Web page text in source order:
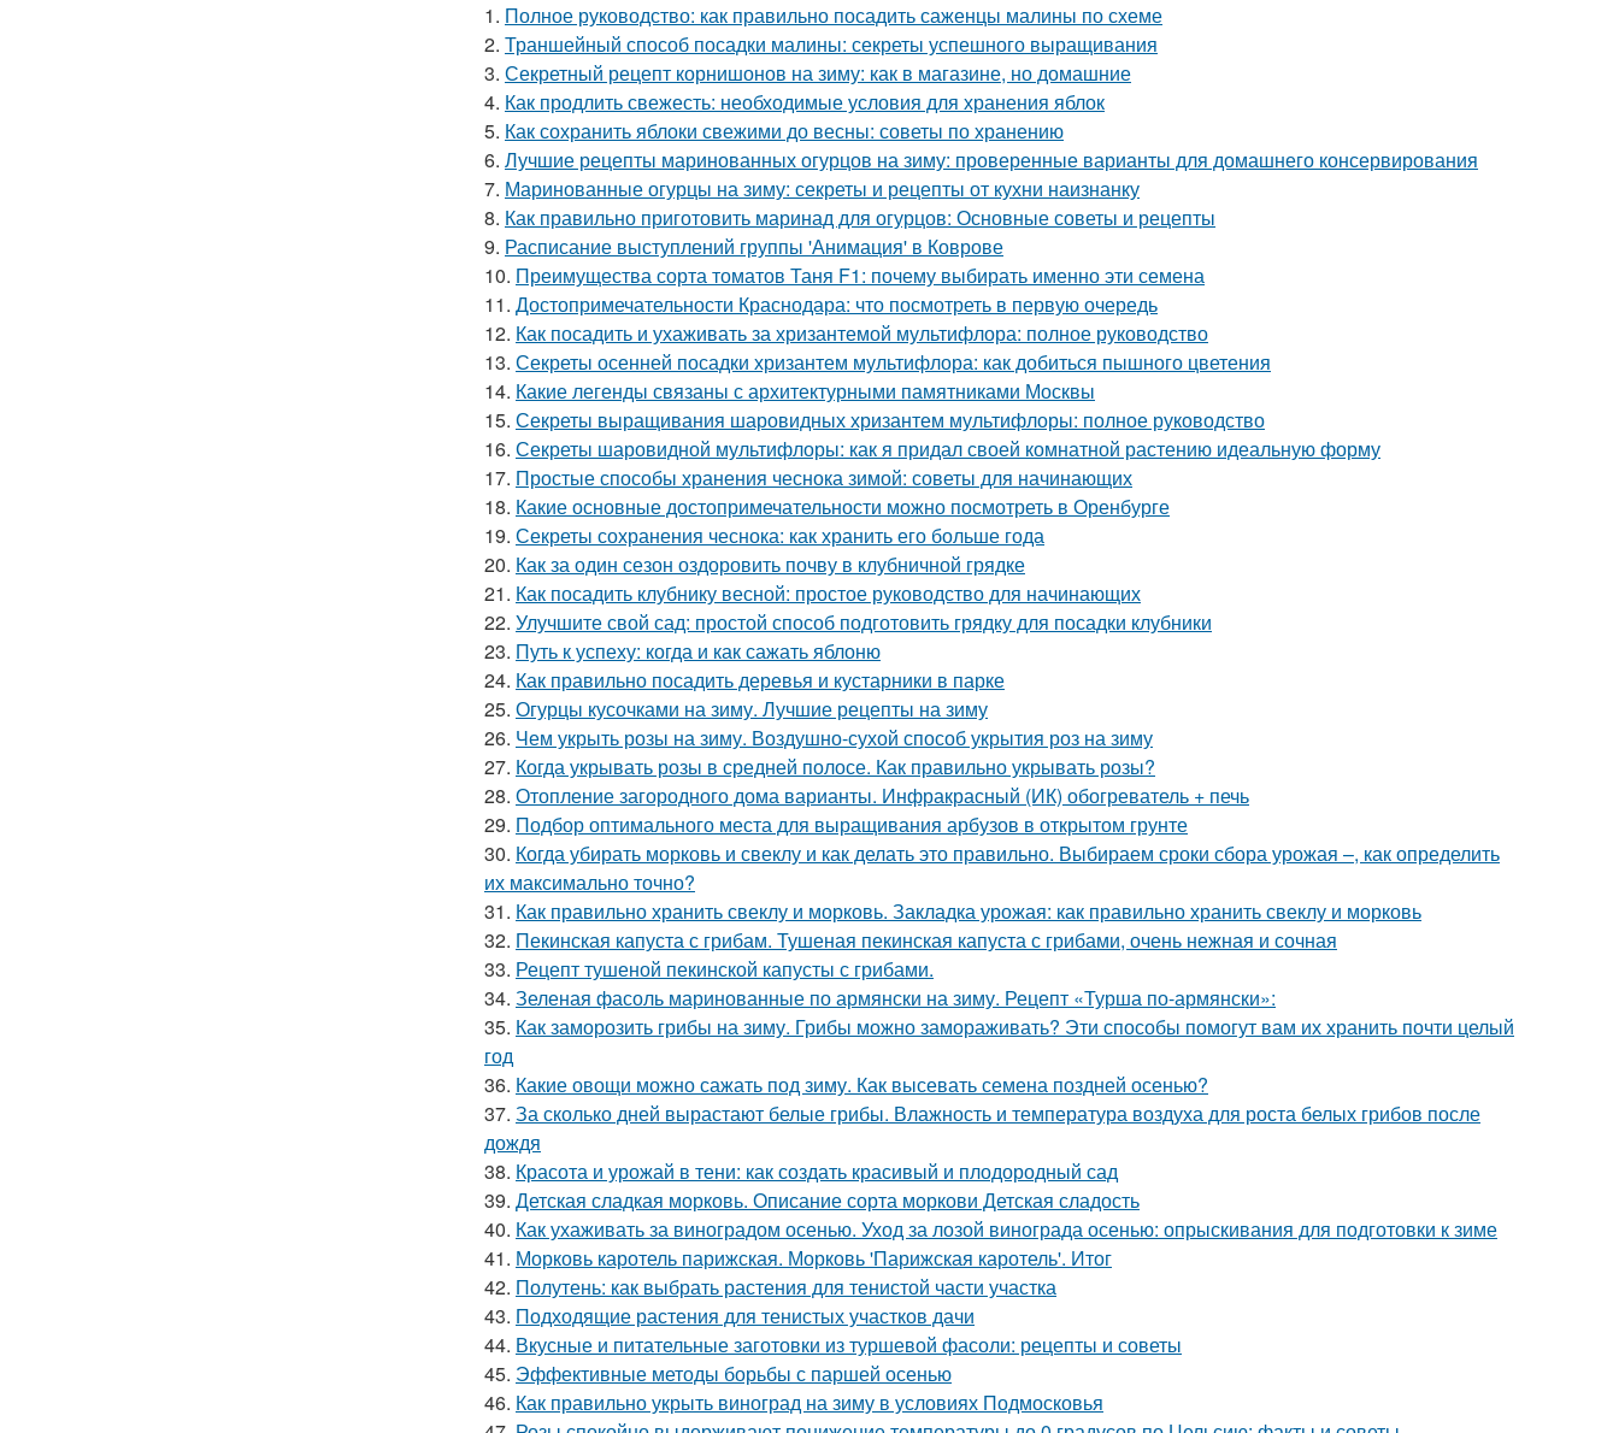
1. Полное руководство: как правильно посадить саженцы малины по схеме
2. Траншейный способ посадки малины: секреты успешного выращивания
3. Секретный рецепт корнишонов на зиму: как в магазине, но домашние
4. Как продлить свежесть: необходимые условия для хранения яблок
5. Как сохранить яблоки свежими до весны: советы по хранению
6. Лучшие рецепты маринованных огурцов на зиму: проверенные варианты для домашнего консервирования
7. Маринованные огурцы на зиму: секреты и рецепты от кухни наизнанку
8. Как правильно приготовить маринад для огурцов: Основные советы и рецепты
9. Расписание выступлений группы 'Анимация' в Коврове
10. Преимущества сорта томатов Таня F1: почему выбирать именно эти семена
11. Достопримечательности Краснодара: что посмотреть в первую очередь
12. Как посадить и ухаживать за хризантемой мультифлора: полное руководство
13. Секреты осенней посадки хризантем мультифлора: как добиться пышного цветения
14. Какие легенды связаны с архитектурными памятниками Москвы
15. Секреты выращивания шаровидных хризантем мультифлоры: полное руководство
16. Секреты шаровидной мультифлоры: как я придал своей комнатной растению идеальную форму
17. Простые способы хранения чеснока зимой: советы для начинающих
18. Какие основные достопримечательности можно посмотреть в Оренбурге
19. Секреты сохранения чеснока: как хранить его больше года
20. Как за один сезон оздоровить почву в клубничной грядке
21. Как посадить клубнику весной: простое руководство для начинающих
22. Улучшите свой сад: простой способ подготовить грядку для посадки клубники
23. Путь к успеху: когда и как сажать яблоню
24. Как правильно посадить деревья и кустарники в парке
25. Огурцы кусочками на зиму. Лучшие рецепты на зиму
26. Чем укрыть розы на зиму. Воздушно-сухой способ укрытия роз на зиму
27. Когда укрывать розы в средней полосе. Как правильно укрывать розы?
28. Отопление загородного дома варианты. Инфракрасный (ИК) обогреватель + печь
29. Подбор оптимального места для выращивания арбузов в открытом грунте
30. Когда убирать морковь и свеклу и как делать это правильно. Выбираем сроки сбора урожая –, как определить
их максимально точно?
31. Как правильно хранить свеклу и морковь. Закладка урожая: как правильно хранить свеклу и морковь
32. Пекинская капуста с грибам. Тушеная пекинская капуста с грибами, очень нежная и сочная
33. Рецепт тушеной пекинской капусты с грибами.
34. Зеленая фасоль маринованные по армянски на зиму. Рецепт «Турша по-армянски»:
35. Как заморозить грибы на зиму. Грибы можно замораживать? Эти способы помогут вам их хранить почти целый
год
36. Какие овощи можно сажать под зиму. Как высевать семена поздней осенью?
37. За сколько дней вырастают белые грибы. Влажность и температура воздуха для роста белых грибов после
дождя
38. Красота и урожай в тени: как создать красивый и плодородный сад
39. Детская сладкая морковь. Описание сорта моркови Детская сладость
40. Как ухаживать за виноградом осенью. Уход за лозой винограда осенью: опрыскивания для подготовки к зиме
41. Морковь каротель парижская. Морковь 'Парижская каротель'. Итог
42. Полутень: как выбрать растения для тенистой части участка
43. Подходящие растения для тенистых участков дачи
44. Вкусные и питательные заготовки из туршевой фасоли: рецепты и советы
45. Эффективные методы борьбы с паршей осенью
46. Как правильно укрыть виноград на зиму в условиях Подмосковья